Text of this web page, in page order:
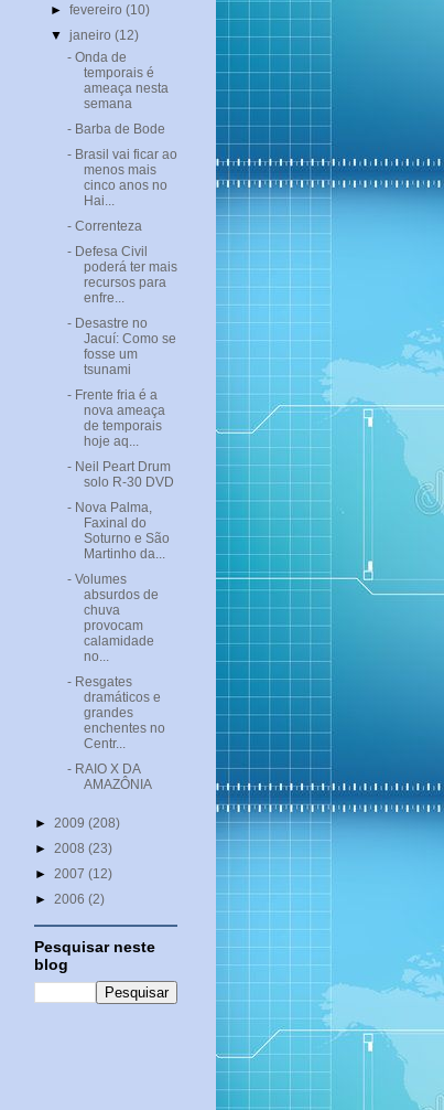
►fevereiro(10)
▼janeiro(12)
- Onda de
temporais é
ameaça nesta
semana
- Barba de Bode
- Brasil vai ficar ao
menos mais
cinco anos no
Hai...
- Correnteza
- Defesa Civil
poderá ter mais
recursos para
enfre...
- Desastre no
Jacuí: Como se
fosse um
tsunami
- Frente fria é a
nova ameaça
de temporais
hoje aq...
- Neil Peart Drum
solo R-30 DVD
- Nova Palma,
Faxinal do
Soturno e São
Martinho da...
- Volumes
absurdos de
chuva
provocam
calamidade
no...
- Resgates
dramáticos e
grandes
enchentes no
Centr...
- RAIO X DA
AMAZÔNIA
► 2009 (208)
► 2008 (23)
► 2007 (12)
► 2006 (2)
Pesquisar neste
blog